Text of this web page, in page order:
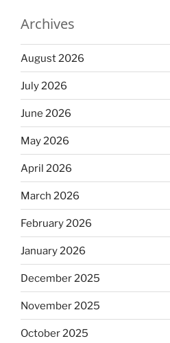
Archives
August 2026
July 2026
June 2026
May 2026
April 2026
March 2026
February 2026
January 2026
December 2025
November 2025
October 2025